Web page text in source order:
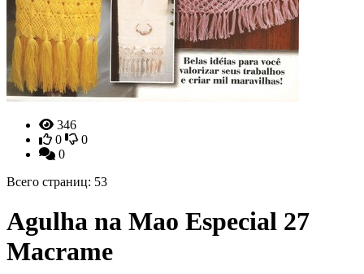
346
0
0
0
Всего страниц: 53
Agulha na Mao Especial 27
Macrame